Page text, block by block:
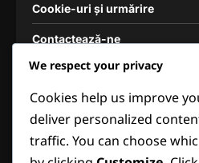
Cookie-uri și urmărire
Contactează-ne
Confidențialitatea ta
Termeni de utilizare
Despre noi
We respect your privacy
Cookies help us improve
deliver personalized
traffic. You can choose